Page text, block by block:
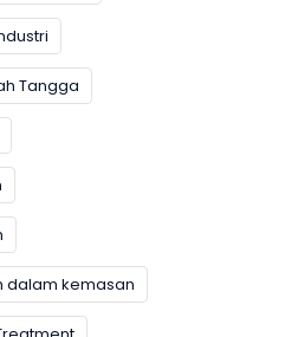
Tangga
dalam kemasan